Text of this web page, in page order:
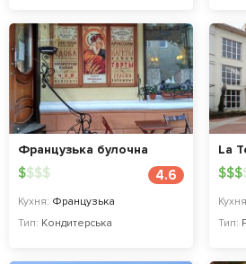
Французька булочна
Кухня: Французька
Тип: Кондитерська
4.6
$$$$
La
Тип:
$$$